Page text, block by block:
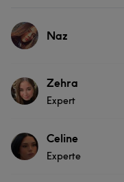
Naz
Info
Haarglättung
Haarfarben
Zehra
Expert
Info
Balayage Babylights
Celine
Experte